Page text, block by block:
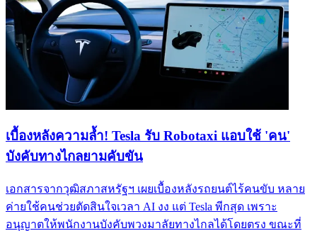
เบื้องหลังความล้ำ! Tesla รับ Robotaxi แอบใช้ 'คน'
บังคับทางไกลยามคับขัน
เอกสารจากวุฒิสภาสหรัฐฯ เผยเบื้องหลังรถยนต์ไร้คนขับ หลาย
ค่ายใช้คนช่วยตัดสินใจเวลา AI งง แต่ Tesla พีกสุด เพราะ
อนุญาตให้พนักงานบังคับพวงมาลัยทางไกลได้โดยตรง ขณะที่